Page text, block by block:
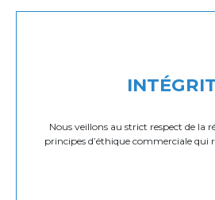
Nous veillons au strict respect de la
principes d’éthique commerciale qui